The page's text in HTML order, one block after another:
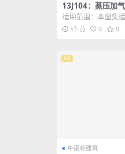
13J104：蒸压加
材构造
适用范围：本图集
设防烈度为6、7、
混凝土砌块...
5年前 0 0
VIP
中南标建筑